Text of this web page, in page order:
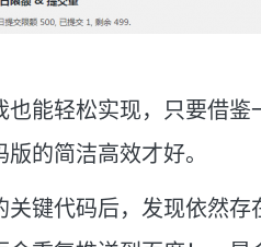
能轻松实现，只要借鉴
的简洁高效才好。
键代码后，发现依然